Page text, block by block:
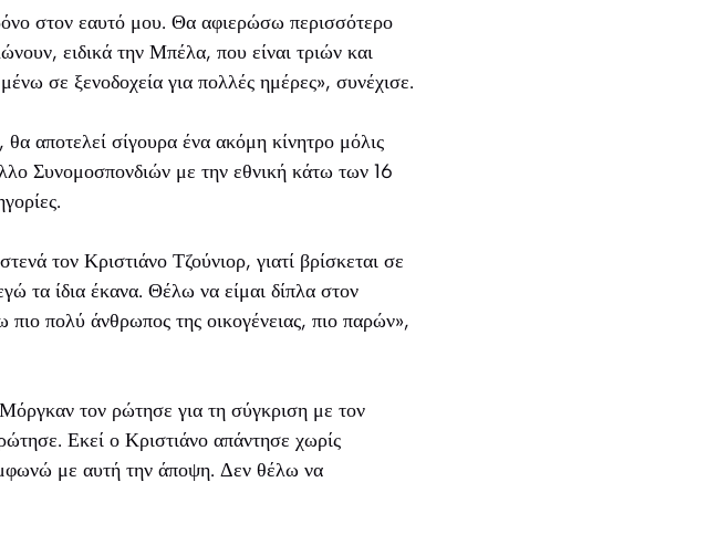
στον εαυτό μου. Θα αφιερώσω περισσότερο
ειδικά την Μπέλα, που είναι τριών και
σε ξενοδοχεία για πολλές ημέρες», συνέχισε.
αποτελεί σίγουρα ένα ακόμη κίνητρο μόλις
Συνομοσπονδιών με την εθνική κάτω των 16
τον Κριστιάνο Τζούνιορ, γιατί βρίσκεται σε
τα ίδια έκανα. Θέλω να είμαι δίπλα στον
πολύ άνθρωπος της οικογένειας, πιο παρών»,
τον ρώτησε για τη σύγκριση με τον
Εκεί ο Κριστιάνο απάντησε χωρίς
με αυτή την άποψη. Δεν θέλω να